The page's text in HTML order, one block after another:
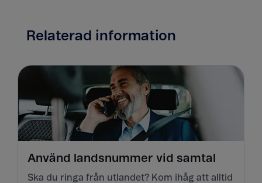
Relaterad information
Använd landsnummer vid samtal
Ska du ringa från utlandet? Kom ihåg att alltid